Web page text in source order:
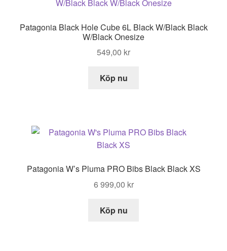
Patagonia Black Hole Cube 6L Black W/Black Black
W/Black Onesize
549,00 kr
Köp nu
Patagonia W’s Pluma PRO Bibs Black Black XS
6 999,00 kr
Köp nu